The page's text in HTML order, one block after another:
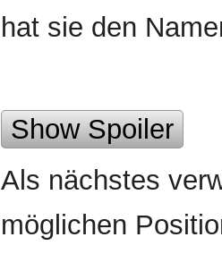
hat sie den
Show Spoiler
Als nächstes
möglichen